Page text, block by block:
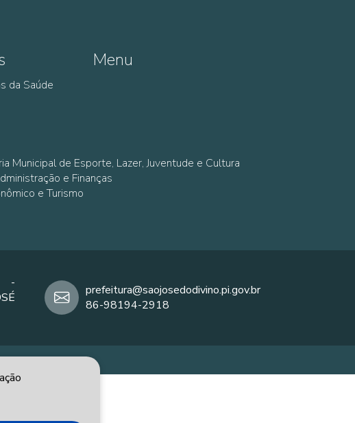
da Saúde
Menu
Municipal de Esporte, Lazer, Juventude e Cultura
e Finanças
e Turismo
-
prefeitura@saojosedodivino.pi.gov.br
86-98194-2918